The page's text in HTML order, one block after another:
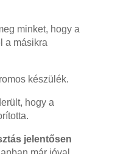
minket, hogy a
a másikra
készülék.
hogy a
jelentősen